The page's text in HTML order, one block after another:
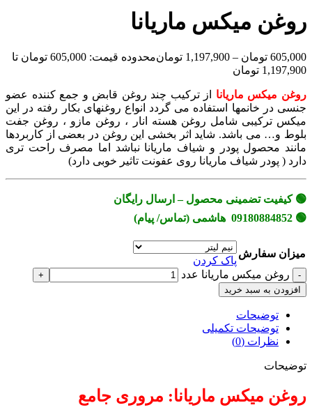
روغن میکس ماریانا
605,000 تومان –
1,197,900 تومان
محدوده قیمت: 605,000 تومان تا
1,197,900 تومان
روغن میکس ماریانا
از ترکیب چند روغن قابض و جمع کننده عضو
جنسی در خانمها استفاده می گردد انواع روغنهای بکار رفته در این
میکس ترکیبی شامل روغن هسته انار ، روغن مازو ، روغن جفت
بلوط و… می باشد. شاید اثر بخشی این روغن در بعضی از کاربردها
مانند محصول پودر و شیاف ماریانا نباشد اما مصرف راحت تری
دارد ( پودر شیاف ماریانا روی عفونت تاثیر خوبی دارد)
🟢 کیفیت تضمینی محصول – ارسال رایگان
🟢 09180884852 هاشمی (تماس/ پیام)
میزان سفارش
پاک کردن
روغن میکس ماریانا عدد
افزودن به سبد خرید
توضیحات
توضیحات تکمیلی
نظرات (0)
توضیحات
روغن میکس ماریانا: مروری جامع